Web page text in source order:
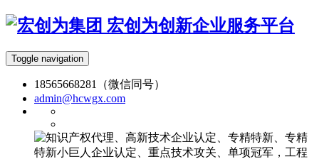
宏创为创新企业服务平台
Toggle navigation
18565668281（微信同号）
admin@hcwgx.com